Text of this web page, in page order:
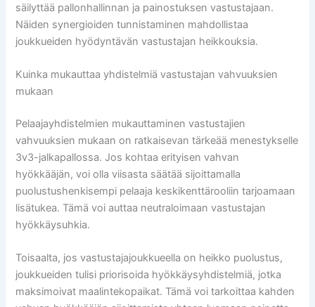
säilyttää pallonhallinnan ja painostuksen vastustajaan.
Näiden synergioiden tunnistaminen mahdollistaa
joukkueiden hyödyntävän vastustajan heikkouksia.
Kuinka mukauttaa yhdistelmiä vastustajan vahvuuksien
mukaan
Pelaajayhdistelmien mukauttaminen vastustajien
vahvuuksien mukaan on ratkaisevan tärkeää menestykselle
3v3-jalkapallossa. Jos kohtaa erityisen vahvan
hyökkääjän, voi olla viisasta säätää sijoittamalla
puolustushenkisempi pelaaja keskikenttärooliin tarjoamaan
lisätukea. Tämä voi auttaa neutraloimaan vastustajan
hyökkäysuhkia.
Toisaalta, jos vastustajajoukkueella on heikko puolustus,
joukkueiden tulisi priorisoida hyökkäysyhdistelmiä, jotka
maksimoivat maalintekopaikat. Tämä voi tarkoittaa kahden